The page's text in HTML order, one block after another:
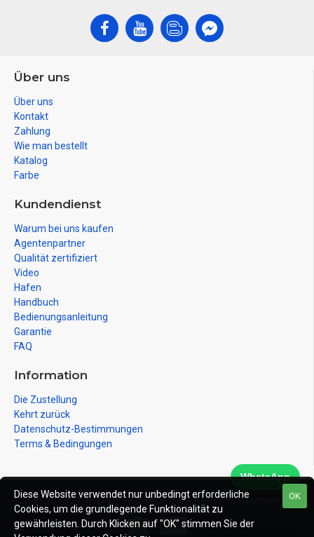
Über uns
Über uns
Kontakt
Zahlung
Wie man bestellt
Katalog
Farbe
Kundendienst
Warum bei uns kaufen
Agentenpartner
Qualität zertifiziert
Video
Hafen
Handbuch
Bedienungsanleitung
Garantie
FAQ
Information
Die Zustellung
Kehrt zurück
Datenschutz-Bestimmungen
Terms & Bedingungen
Copyright © 2008-2026, East Inflatables, All Rights Reserved OK
Diese Website verwendet nur unbedingt erforderliche
Cookies, um die grundlegende Funktionalität zu
gewährleisten. Durch Klicken auf "OK" stimmen Sie der
WhatsApp